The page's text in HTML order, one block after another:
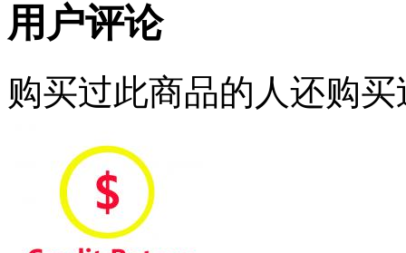
用户评论
购买过此商品的人还购买